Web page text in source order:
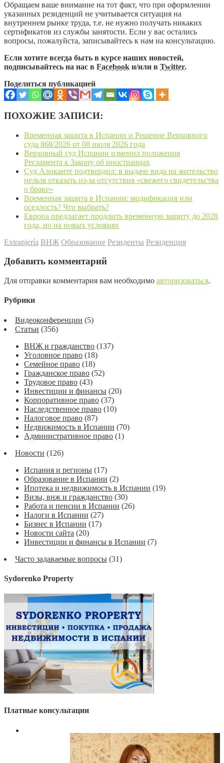
Обращаем ваше внимание на тот факт, что при оформлении
указанных резиденций не учитывается ситуация на
внутреннем рынке труда, т.е. не нужно получать никаких
сертификатов из службы занятости. Если у вас остались
вопросы, пожалуйста, записывайтесь к нам на консультацию.
Если хотите всегда быть в курсе наших новостей,
подписывайтесь на нас в Facebook и/или в Twitter.
Поделиться публикацией
ПОХОЖИЕ ЗАПИСИ:
Временная защита в Испании и Решение Верховного
суда 868/2026 от 08 июля 2026 года
Верховный суд Испании изменил положения
Регламента к Закону об иностранцах
Суд Аликанте подтвердил: в выдаче вида на жительство
нельзя отказать из-за отсутствия «свежего свидетельства
о браке»
Временная защита в Испании: модификация или
оседлость? Что выбрать?
Европа предлагает продлить временную защиту до 2028
года, но на новых условиях
Extranjería ВНЖ Образование Резиденты Резиденция
Добавить комментарий
Для отправки комментария вам необходимо авторизоваться.
Рубрики
Видеоконференции (5)
Статьи (356)
ВНЖ и гражданство (137)
Уголовное право (18)
Семейное право (18)
Гражданское право (52)
Трудовое право (43)
Инвестиции и финансы (20)
Корпоративное право (37)
Наследственное право (10)
Налоговое право (87)
Недвижимость в Испании (70)
Административное право (1)
Новости (126)
Испания и регионы (17)
Образование в Испании (2)
Ипотека и недвижимость в Испании (19)
Визы, внж и гражданство (30)
Работа и пенсии в Испании (26)
Налоги в Испании (27)
Бизнес в Испании (17)
Новости сайта (20)
Инвестиции и финансы в Испании (7)
Часто задаваемые вопросы (31)
Sydorenko Property
Платные консультации